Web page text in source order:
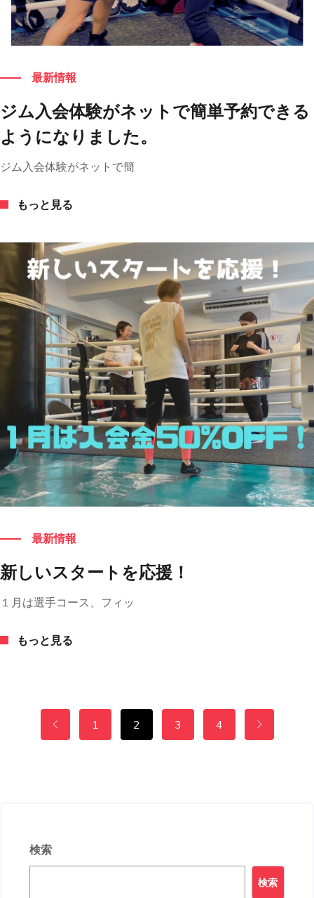
もっと見る
最新情報
ジム入会体験がネットで簡単予約できる
ようになりました。
ジム入会体験がネットで簡
もっと見る
もっと見る
最新情報
新しいスタートを応援！
１月は選手コース、フィッ
もっと見る
1 2 3 4
検索
検索